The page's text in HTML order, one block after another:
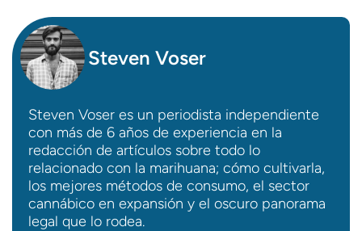
Steven Voser
Steven Voser es un periodista independiente
con más de 6 años de experiencia en la
redacción de artículos sobre todo lo
relacionado con la marihuana; cómo cultivarla,
los mejores métodos de consumo, el sector
cannábico en expansión y el oscuro panorama
legal que lo rodea.